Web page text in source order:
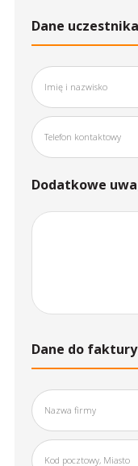
Dane uczestnika
Dodatkowe
Dane do faktury